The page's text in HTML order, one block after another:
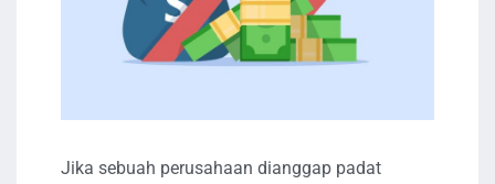
Jika sebuah perusahaan dianggap padat